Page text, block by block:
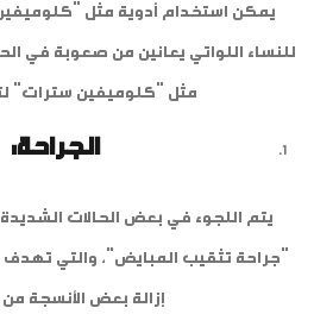
يمكن استخدام أدوية مثل
للنساء اللواتي يعانين من صعوبة في
مثل "كلوميفين سترات"
الجراحة:
يتم اللجوء في بعض الحالات
"جراحة تثقيب المبايض"، والتي تهدف
إزالة بعض الأنسجة